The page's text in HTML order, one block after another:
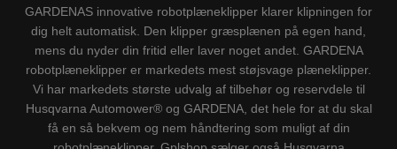
GARDENAS innovative robotplæneklipper klarer klipningen for
dig helt automatisk. Den klipper græsplænen på egen hand,
mens du nyder din fritid eller laver noget andet. GARDENA
robotplæneklipper er markedets mest støjsvage plæneklipper.
Vi har markedets største udvalg af tilbehør og reservdele til
Husqvarna Automower® og GARDENA, det hele for at du skal
få en så bekvem og nem håndtering som muligt af din